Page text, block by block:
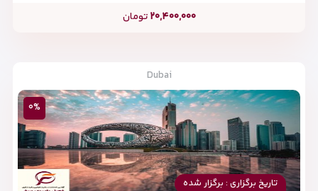
۲۰,۴۰۰,۰۰۰تومان
Dubai
تاریخ برگزاری : برگزار شده
۰%